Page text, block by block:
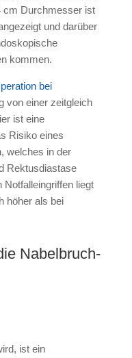
cm Durchmesser ist
und darüber
kommen.
bei
von einer zeitgleich
ist eine
Risiko eines
welches in der
Rektusdiastase
Notfalleingriffen liegt
höher als bei
Nabelbruch-
ist ein